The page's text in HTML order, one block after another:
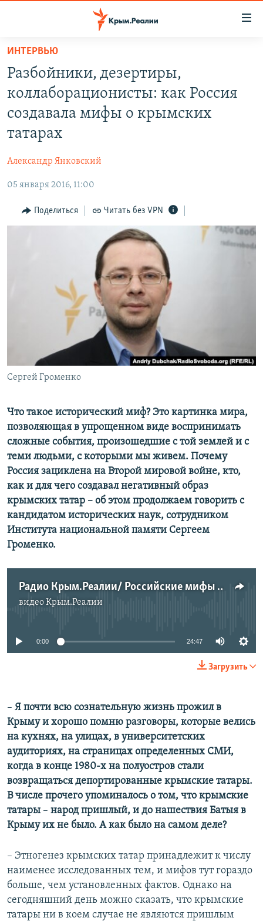
Вернуться
основному
содержанию
главной
Вернутся
НОВОСТИ
СПЕЦПРОЕКТЫ
ИНТЕРАКТИВ
ИНФОГРАФИКА
ТЕЛЕПРОЕКТ КРЫМ.РЕАЛИИ
СОВЕТЫ ПРАВОЗАЩИТНИКОВ
ПРОПАВШИЕ БЕЗ ВЕСТИ
ПОБЕДИТЕЛЕЙ НЕ СУДЯТ?
КРЫМ.НЕПОКОРЕННЫЙ
УКРАИНСКАЯ ПРОБЛЕМА КРЫМА
РАДІО СВОБОДА
КАК ОБОЙТИ БЛОКИРОВКУ
Все сайты RFE/RL
ИНТЕРВЬЮ
Разбойники, дезертиры,
коллаборационисты: как Россия
создавала мифы о крымских
татарах
Александр Янковский
05 января 2016, 11:00
Поделиться Читать без VPN
Сергей Громенко
Что такое исторический миф? Это картинка мира,
позволяющая в упрощенном виде воспринимать
сложные события, произошедшие с той землей и с
теми людьми, с которыми мы живем. Почему
Россия зациклена на Второй мировой войне, кто,
как и для чего создавал негативный образ
крымских татар – об этом продолжаем говорить с
кандидатом исторических наук, сотрудником
Института национальной памяти Сергеем
Громенко.
Радио Крым.Реалии/ Российские мифы о крымских татарах
видеоКрым.Реалии
0:00 24:47
Загрузить
– Я почти всю сознательную жизнь прожил в
Крыму и хорошо помню разговоры, которые велись
на кухнях, на улицах, в университетских
аудиториях, на страницах определенных СМИ,
когда в конце 1980-х на полуостров стали
возвращаться депортированные крымские татары.
В числе прочего упоминалось о том, что крымские
татары – народ пришлый, и до нашествия Батыя в
Крыму их не было. А как было на самом деле?
– Этногенез крымских татар принадлежит к числу
наименее исследованных тем, и мифов тут гораздо
больше, чем установленных фактов. Однако на
сегодняшний день можно сказать, что крымские
татары ни в коем случае не являются пришлым